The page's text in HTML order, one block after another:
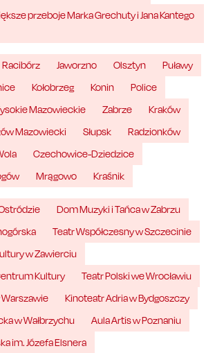
przeboje Marka Grechuty i Jana Kantego
Racibórz Jaworzno Olsztyn
Puławy
Kołobrzeg Konin
Police
Mazowieckie Zabrze
Kraków
Mazowiecki Słupsk
Radzionków
Czechowice-Dziedzice
Mrągowo Kraśnik
Dom Muzyki i Tańca w Zabrzu
Teatr Współczesny w Szczecinie
w Zawierciu
Kultury
Teatr Polski we Wrocławiu
Kinoteatr Adria w Bydgoszczy
w Wałbrzychu
Aula Artis w Poznaniu
im. Józefa Elsnera